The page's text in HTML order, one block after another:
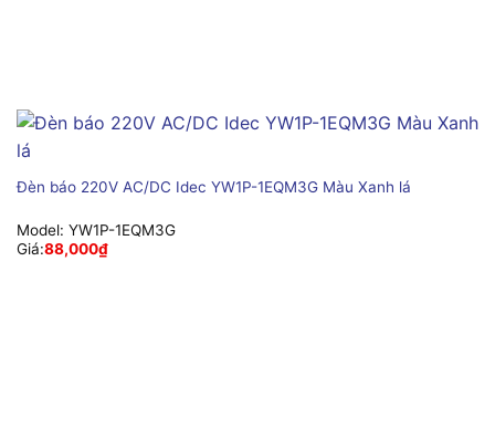
Đèn báo 220V AC/DC Idec YW1P-1EQM3G Màu Xanh lá
Model: YW1P-1EQM3G
Giá:88,000₫